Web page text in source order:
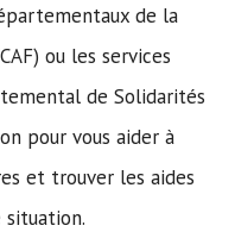
de la
ou les services
de Solidarités
pour vous aider à
et trouver les aides